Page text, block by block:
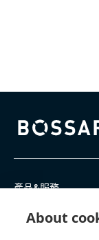
About
Bossard homepage
產品&服務
知識中心